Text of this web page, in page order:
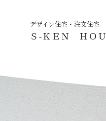
デザイン住宅・注文住宅
Ｓ-ＫＥＮ ＨＯ